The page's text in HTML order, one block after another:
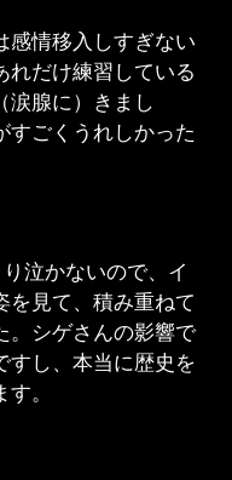
感情移入しすぎない
れだけ練習している
涙腺に）きまし
すごくうれしかった
泣かないので、イ
を見て、積み重ねて
。シゲさんの影響で
すし、本当に歴史を
。